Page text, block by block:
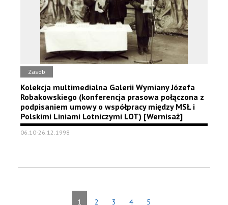
Zasób
Kolekcja multimedialna Galerii Wymiany Józefa
Robakowskiego (konferencja prasowa połączona z
podpisaniem umowy o współpracy między MSŁ i
Polskimi Liniami Lotniczymi LOT) [Wernisaż]
06.10-26.12.1998
1 2 3 4 5